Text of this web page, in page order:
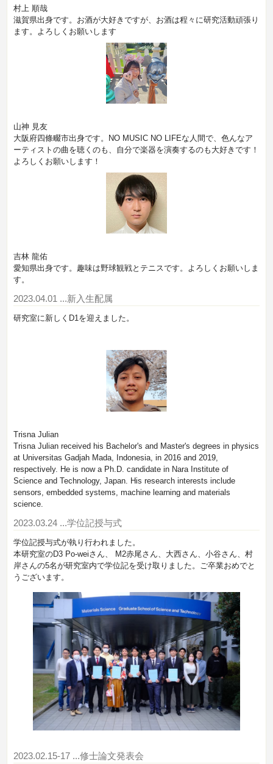
村上 順哉
滋賀県出身です。お酒が大好きですが、お酒は程々に研究活動頑張り
ます。よろしくお願いします
山神 見友
大阪府四條畷市出身です。NO MUSIC NO LIFEな人間で、色んなア
ーティストの曲を聴くのも、自分で楽器を演奏するのも大好きです！
よろしくお願いします！
吉林 龍佑
愛知県出身です。趣味は野球観戦とテニスです。よろしくお願いしま
す。
2023.04.01 ...新入生配属
研究室に新しくD1を迎えました。
Trisna Julian
Trisna Julian received his Bachelor's and Master's degrees in physics
at Universitas Gadjah Mada, Indonesia, in 2016 and 2019,
respectively. He is now a Ph.D. candidate in Nara Institute of
Science and Technology, Japan. His research interests include
sensors, embedded systems, machine learning and materials
science.
2023.03.24 ...学位記授与式
学位記授与式が執り行われました。
本研究室のD3 Po-weiさん、 M2赤尾さん、大西さん、小谷さん、村
岸さんの5名が研究室内で学位記を受け取りました。ご卒業おめでと
うございます。
2023.02.15-17 ...修士論文発表会